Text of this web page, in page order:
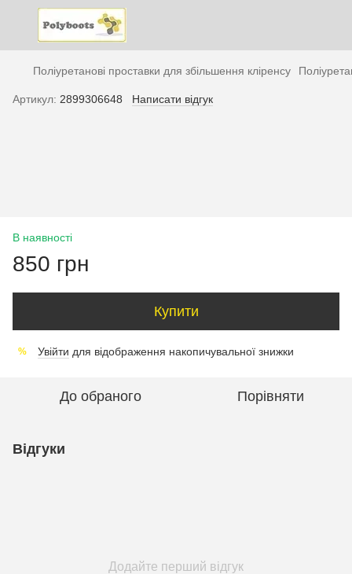
Поліуретанові проставки для збільшення кліренсу
Артикул: 2899306648 Написати відгук
В наявності
850 грн
Купити
% Увійти для відображення накопичувальної знижки
До обраного Порівняти
Відгуки
Додайте перший відгук